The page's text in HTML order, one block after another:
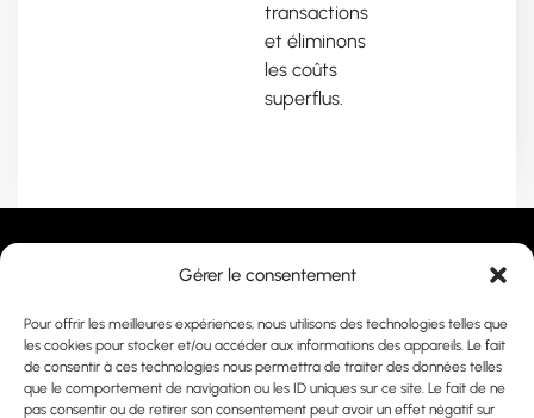
Gérer le consentement
Pour offrir les meilleures expériences, nous utilisons des technologies telles que
les cookies pour stocker et/ou accéder aux informations des appareils. Le fait
de consentir à ces technologies nous permettra de traiter des données telles
que le comportement de navigation ou les ID uniques sur ce site. Le fait de ne
pas consentir ou de retirer son consentement peut avoir un effet négatif sur
transactions
et éliminons
les coûts
superflus.
Accompagnement stratégique vers vos objectifs.
Politique de confidentialité